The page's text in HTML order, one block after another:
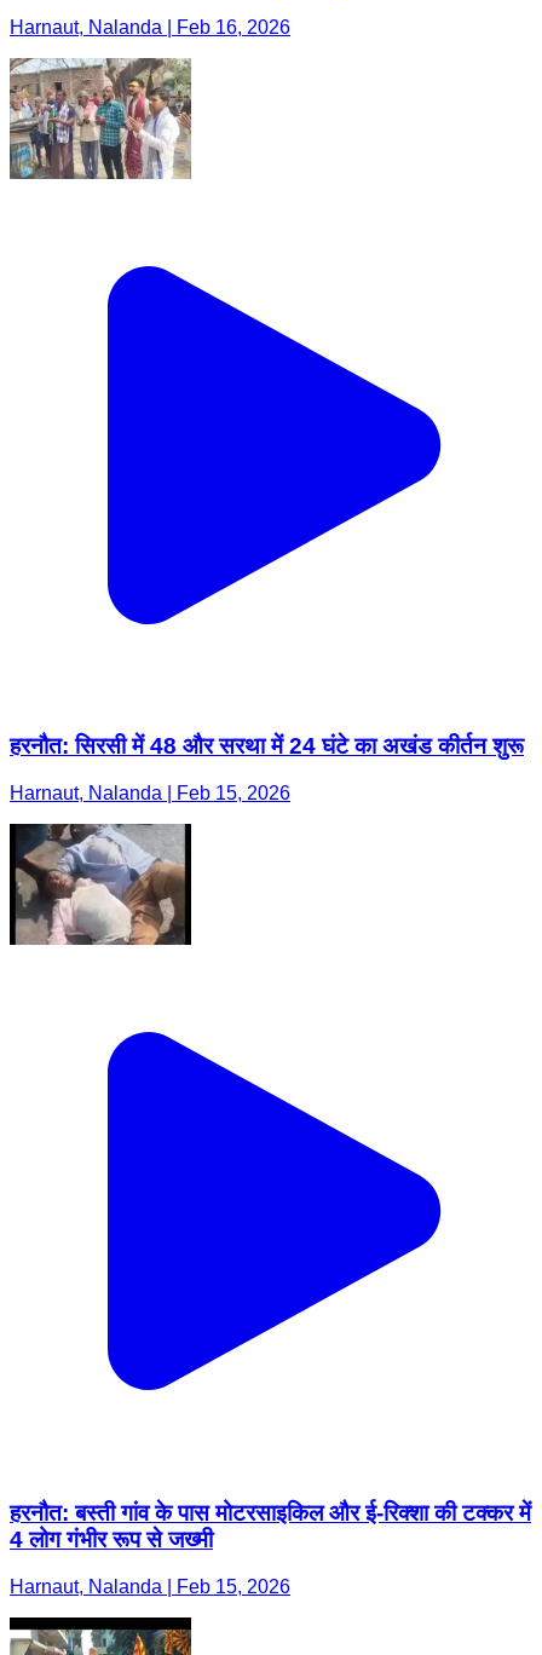
Harnaut, Nalanda | Feb 16, 2026
हरनौत: सिरसी में 48 और सरथा में 24 घंटे का अखंड कीर्तन शुरू
Harnaut, Nalanda | Feb 15, 2026
हरनौत: बस्ती गांव के पास मोटरसाइकिल और ई-रिक्शा की टक्कर में
4 लोग गंभीर रूप से जख्मी
Harnaut, Nalanda | Feb 15, 2026